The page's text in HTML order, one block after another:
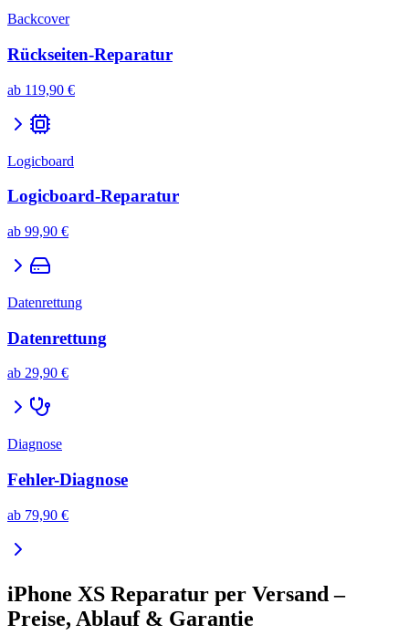
Backcover
Rückseiten-Reparatur
ab 119,90 €
Logicboard
Logicboard-Reparatur
ab 99,90 €
Datenrettung
Datenrettung
ab 29,90 €
Diagnose
Fehler-Diagnose
ab 79,90 €
iPhone XS Reparatur per Versand –
Preise, Ablauf & Garantie